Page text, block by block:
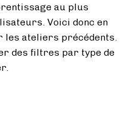
au plus
Voici donc en
ateliers précédents.
des filtres par type de